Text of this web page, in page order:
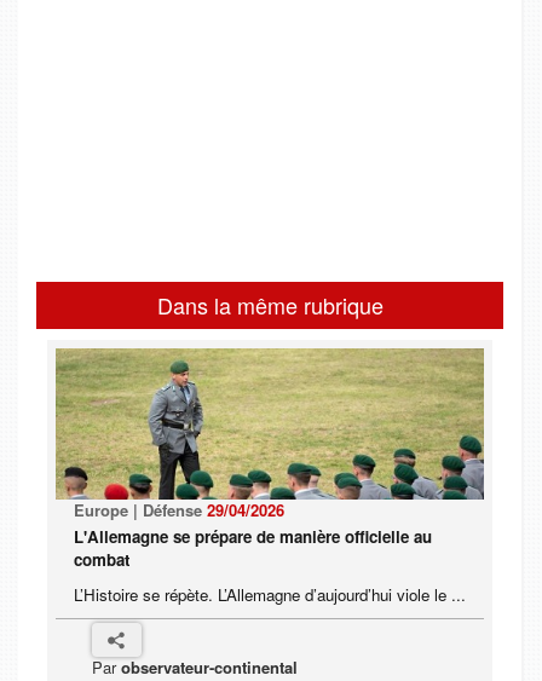
Dans la même rubrique
Europe | Défense 29/04/2026
L'Allemagne se prépare de manière officielle au
combat
L’Histoire se répète. L’Allemagne d’aujourd’hui viole le ...
Parobservateur-continental